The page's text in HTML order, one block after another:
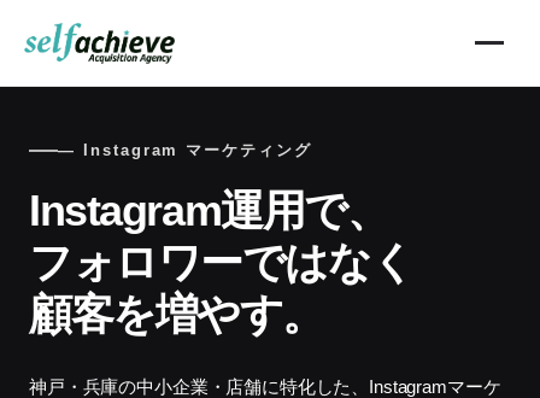
— Instagram マーケティング
Instagram運用で、
フォロワーではなく
顧客を増やす。
神戸・兵庫の中小企業・店舗に特化した、Instagramマーケ